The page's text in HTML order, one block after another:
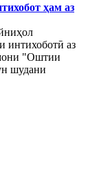
ҳам аз
интихоботӣ аз
"Оштии
шудани